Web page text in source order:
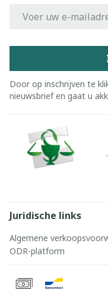
Door op inschrijven te
nieuwsbrief en gaat u
Juridische links
Algemene
ODR-platform